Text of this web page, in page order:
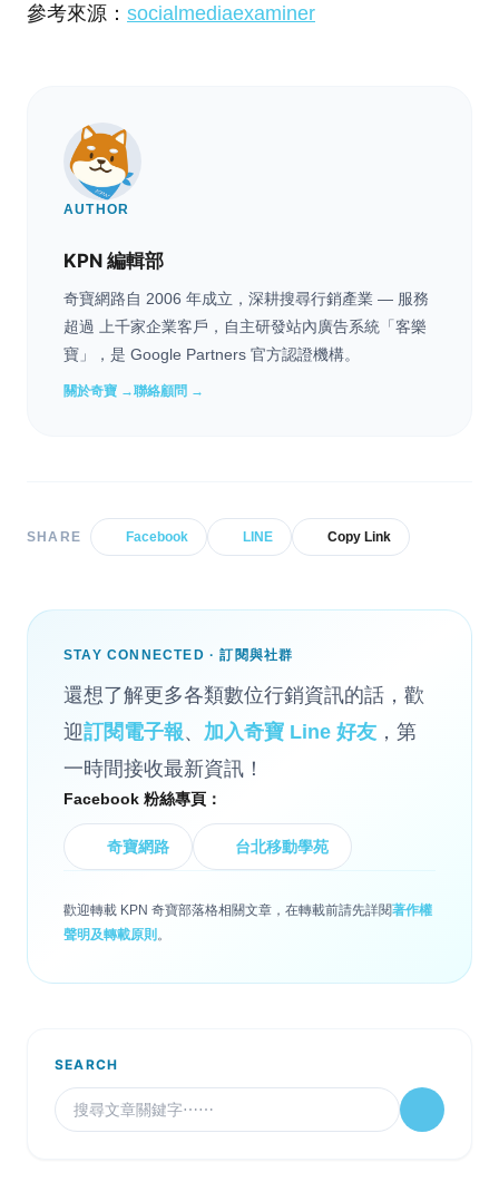
參考來源： socialmediaexaminer
AUTHOR
KPN 編輯部
奇寶網路自 2006 年成立，深耕搜尋行銷產業 — 服務
超過 上千家企業客戶，自主研發站內廣告系統「客樂
寶」，是 Google Partners 官方認證機構。
關於奇寶 →聯絡顧問 →
SHARE Facebook LINE Copy Link
STAY CONNECTED · 訂閱與社群
還想了解更多各類數位行銷資訊的話，歡
迎訂閱電子報、 加入奇寶 Line 好友 ，第
一時間接收最新資訊！
Facebook 粉絲專頁：
奇寶網路 台北移動學苑
歡迎轉載 KPN 奇寶部落格相關文章，在轉載前請先詳閱著作權
聲明及轉載原則 。
SEARCH